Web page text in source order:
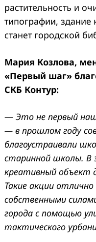
растительность и
типографии,
станет городской
Мария Козлова,
«Первый шаг»
СКБ Контур:
— Это не первый
— в прошлом году
благоустраивали
старинной школы. В
креативный объект
Такие акции
собственными
города с помощью
тактического